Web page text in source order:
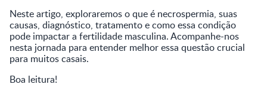
Neste artigo, exploraremos o que é necrospermia, suas
causas, diagnóstico, tratamento e como essa condição
pode impactar a fertilidade masculina. Acompanhe-nos
nesta jornada para entender melhor essa questão crucial
para muitos casais.
Boa leitura!